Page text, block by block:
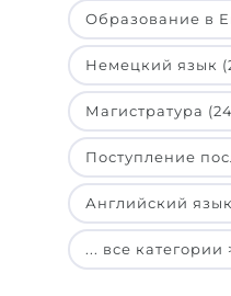
Образование в
Немецкий язык
Магистратура
Поступление
Английский
... все категории